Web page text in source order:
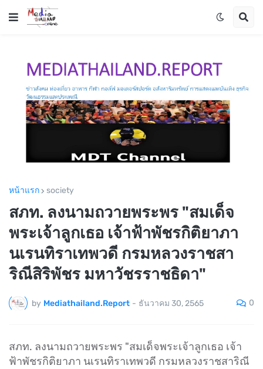
หน้าแรก society
สภท. ลงนามถวายพระพร "สมเด็จ
พระเจ้าลูกเธอ เจ้าฟ้าพัชรกิติยาภา
นเรนทิราเทพวดี กรมหลวงราชสา
ริณีสิริพัชร มหาวัชรราชธิดา"
by Mediathailand.Report - ธันวาคม 30, 2565 0
สภท. ลงนามถวายพระพร "สมเด็จพระเจ้าลูกเธอ เจ้า
ฟ้าพัชรกิติยาภา นเรนทิราเทพวดี กรมหลวงราชสาริณี